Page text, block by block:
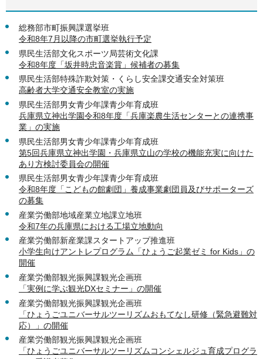
総務部市町振興課選挙班
令和8年7月以降の市町選挙執行予定
県民生活部文化スポーツ局芸術文化課
令和8年度「坂井時忠音楽賞」候補者の募集
県民生活部特殊詐欺対策・くらし安全課交通安全対策班
高齢者大学交通安全教室の実施
県民生活部男女青少年課青少年育成班
兵庫県立神出学園令和8年度「兵庫楽農生活センターとの連携事
業」の実施
県民生活部男女青少年課青少年育成班
第5回兵庫県立神出学園・兵庫県立山の学校の機能充実に向けた
あり方検討委員会の開催
県民生活部男女青少年課青少年育成班
令和8年度「こどもの館劇団」養成事業劇団員及びサポーターズ
の募集
産業労働部地域産業立地課立地班
令和7年の兵庫県における工場立地動向
産業労働部新産業課スタートアップ推進班
小学生向けアントレプログラム「ひょうご起業ゼミ for Kids」の
開催
産業労働部観光振興課観光企画班
「実例に学ぶ観光DXセミナー」の開催
産業労働部観光振興課観光企画班
「ひょうごユニバーサルツーリズムおもてなし研修（緊急避難対
応）」の開催
産業労働部観光振興課観光企画班
「ひょうごユニバーサルツーリズムコンシェルジュ育成プログラ